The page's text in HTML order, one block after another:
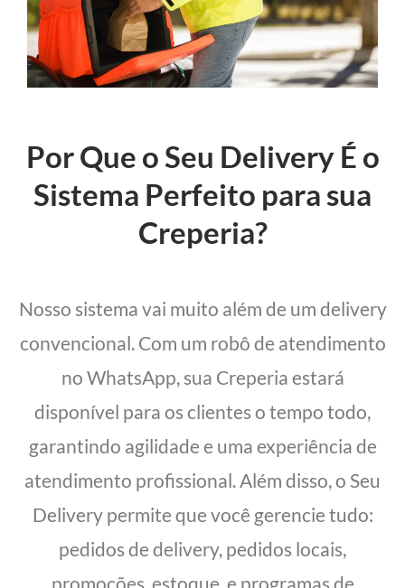
Por Que o Seu Delivery É o
Sistema Perfeito para sua
Creperia?
Nosso sistema vai muito além de um delivery
convencional. Com um robô de atendimento
no WhatsApp, sua Creperia estará
disponível para os clientes o tempo todo,
garantindo agilidade e uma experiência de
atendimento profissional. Além disso, o Seu
Delivery permite que você gerencie tudo:
pedidos de delivery, pedidos locais,
promoções, estoque, e programas de